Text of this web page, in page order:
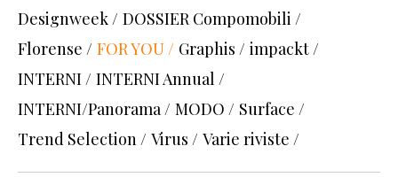
Designweek / DOSSIER Compomobili /
Florense / FOR YOU / Graphis / impackt /
INTERNI / INTERNI Annual /
INTERNI/Panorama / MODO / Surface /
Trend Selection / Virus / Varie riviste /